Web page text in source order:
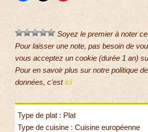
Soyez le premier à noter
Pour laisser une note, pas besoin de
vous acceptez un cookie (durée 1 an)
Pour en savoir plus sur notre politique
données, c'estici
Type de plat : Plat
Type de cuisine : Cuisine européenne